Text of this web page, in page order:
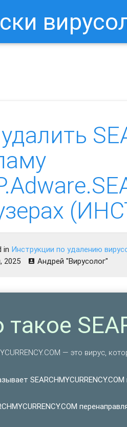
in Инструкции по удалению
2025
Андрей "Вирусолог"
такое
— это вирус,